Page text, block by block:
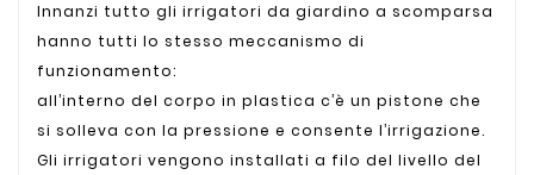
Innanzi tutto gli irrigatori da giardino a scomparsa
hanno tutti lo stesso meccanismo di
funzionamento:
all’interno del corpo in plastica c’è un pistone che
si solleva con la pressione e consente l’irrigazione.
Gli irrigatori vengono installati a filo del livello del